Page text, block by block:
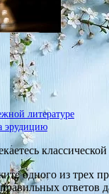
литературе
эрудицию
одного из трех